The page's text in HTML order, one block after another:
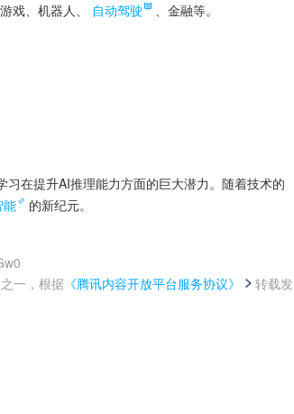
戏、机器人、 自动驾驶
、金融等。
在提升AI推理能力方面的巨大潜力。随着技术的
能 的新纪元。
一，根据 《腾讯内容开放平台服务协议》
转载发